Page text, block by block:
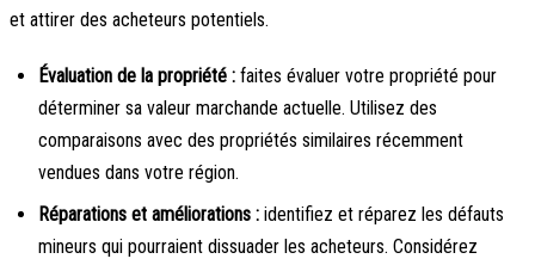
et attirer des acheteurs potentiels.
Évaluation de la propriété : faites évaluer votre propriété pour
déterminer sa valeur marchande actuelle. Utilisez des
comparaisons avec des propriétés similaires récemment
vendues dans votre région.
Réparations et améliorations : identifiez et réparez les défauts
mineurs qui pourraient dissuader les acheteurs. Considérez